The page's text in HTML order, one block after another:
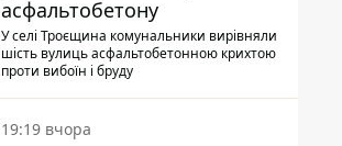
асфальтобетону
У селі Троєщина комунальники вирівняли
шість вулиць асфальтобетонною крихтою
проти вибоїн і бруду
19:19 вчора